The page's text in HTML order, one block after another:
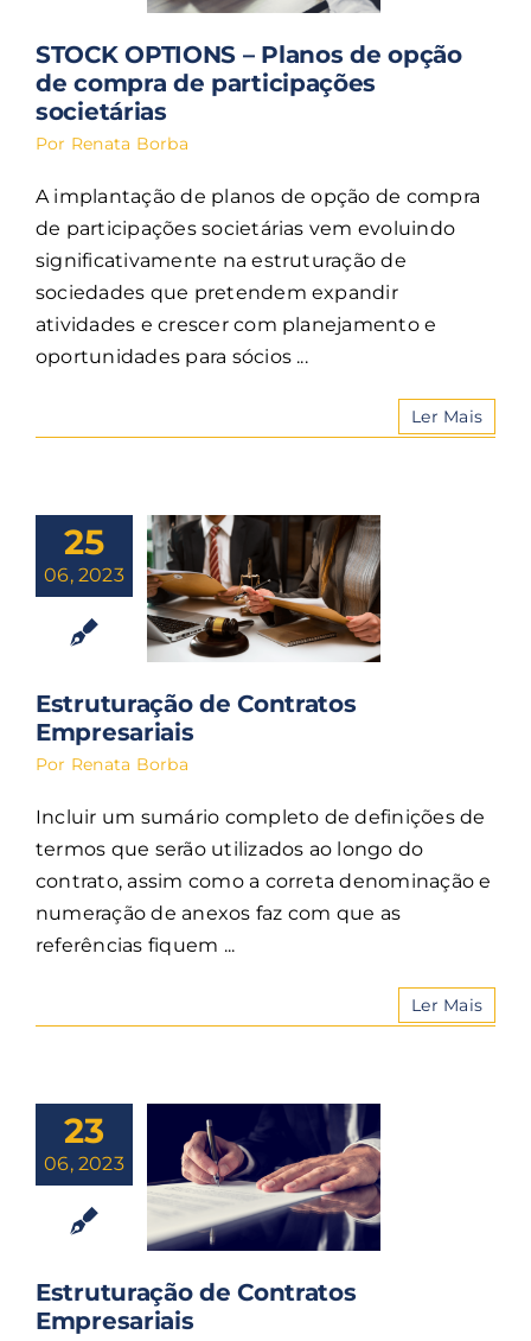
STOCK OPTIONS – Planos de opção
de compra de participações
societárias
Por Renata Borba
A implantação de planos de opção de compra
de participações societárias vem evoluindo
significativamente na estruturação de
sociedades que pretendem expandir
atividades e crescer com planejamento e
oportunidades para sócios ...
Ler Mais
25
06, 2023
Estruturação de Contratos
Empresariais
Por Renata Borba
Incluir um sumário completo de definições de
termos que serão utilizados ao longo do
contrato, assim como a correta denominação e
numeração de anexos faz com que as
referências fiquem ...
Ler Mais
23
06, 2023
Estruturação de Contratos
Empresariais